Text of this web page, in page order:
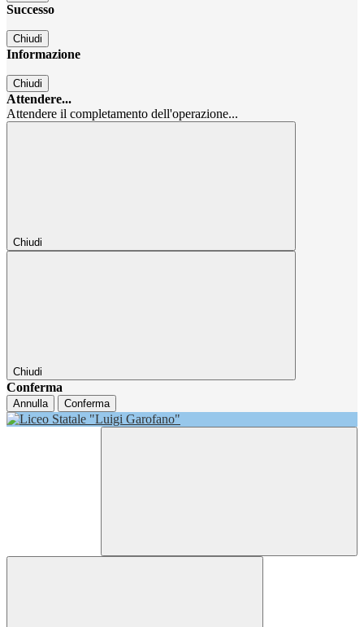
Successo
Chiudi
Informazione
Chiudi
Attendere...
Attendere il completamento dell'operazione...
Chiudi
Chiudi
Conferma
Annulla Conferma